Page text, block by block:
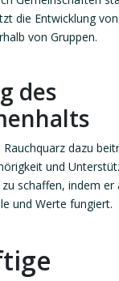
die Entwicklung
von Gruppen.
des
Rauchquarz dazu
und
schaffen, indem
und Werte fungiert.